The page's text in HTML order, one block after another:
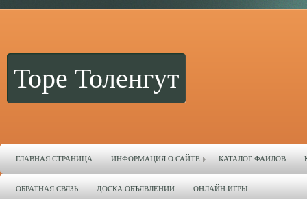
Торе Толенгут
ГЛАВНАЯ СТРАНИЦА ИНФОРМАЦИЯ О САЙТЕ КАТАЛОГ ФАЙЛОВ
ОБРАТНАЯ СВЯЗЬ ДОСКА ОБЪЯВЛЕНИЙ ОНЛАЙН ИГРЫ